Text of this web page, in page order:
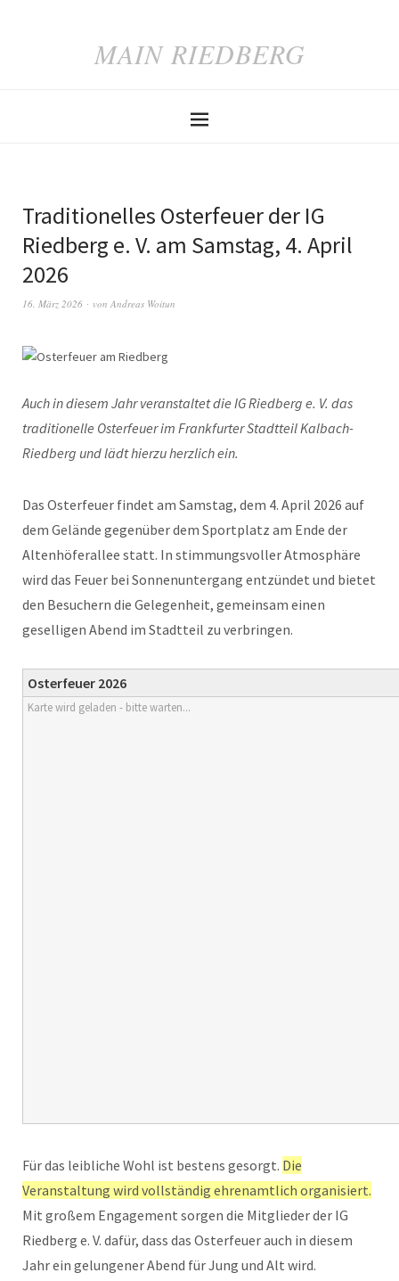
MAIN RIEDBERG
Traditionelles Osterfeuer der IG
Riedberg e. V. am Samstag, 4. April
2026
16. März 2026 von Andreas Woitun
Auch in diesem Jahr veranstaltet die IG Riedberg e. V. das
traditionelle Osterfeuer im Frankfurter Stadtteil Kalbach-
Riedberg und lädt hierzu herzlich ein.
Das Osterfeuer findet am Samstag, dem 4. April 2026 auf
dem Gelände gegenüber dem Sportplatz am Ende der
Altenhöferallee statt. In stimmungsvoller Atmosphäre
wird das Feuer bei Sonnenuntergang entzündet und bietet
den Besuchern die Gelegenheit, gemeinsam einen
geselligen Abend im Stadtteil zu verbringen.
Osterfeuer 2026
Karte wird geladen - bitte warten...
Für das leibliche Wohl ist bestens gesorgt. Die
Veranstaltung wird vollständig ehrenamtlich organisiert.
Mit großem Engagement sorgen die Mitglieder der IG
Riedberg e. V. dafür, dass das Osterfeuer auch in diesem
Jahr ein gelungener Abend für Jung und Alt wird.